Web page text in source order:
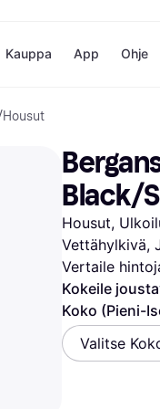
Kauppa
Gigantti
H&M
Peten
Wolt
App Ohje
Housut
Black/
Housut,
Vettähylkivä,
Vertaile
Kokeile
Koko (Pieni-
Valitse